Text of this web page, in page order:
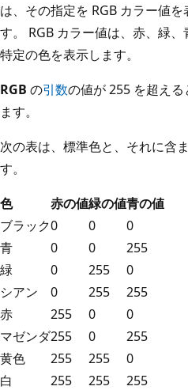
は、その指定を RGB カラー値
す。 RGB カラー値は、赤、緑
特定の色を表示します。
RGB の引数の値が 255 を超え
ます。
次の表は、標準色と、それに含
す。
色
赤の値緑の値青の値
ブラック0 0
0
青
0 0
255
緑
0 255
0
シアン
0 255
255
赤
255 0
0
マゼンダ255 0
255
黄色
255 255
0
白
255 255
255